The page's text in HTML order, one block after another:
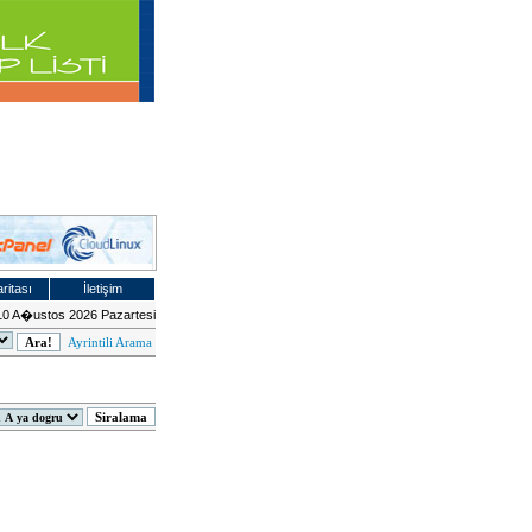
İletişim
A�ustos 2026 Pazartesi
Ayrintili Arama